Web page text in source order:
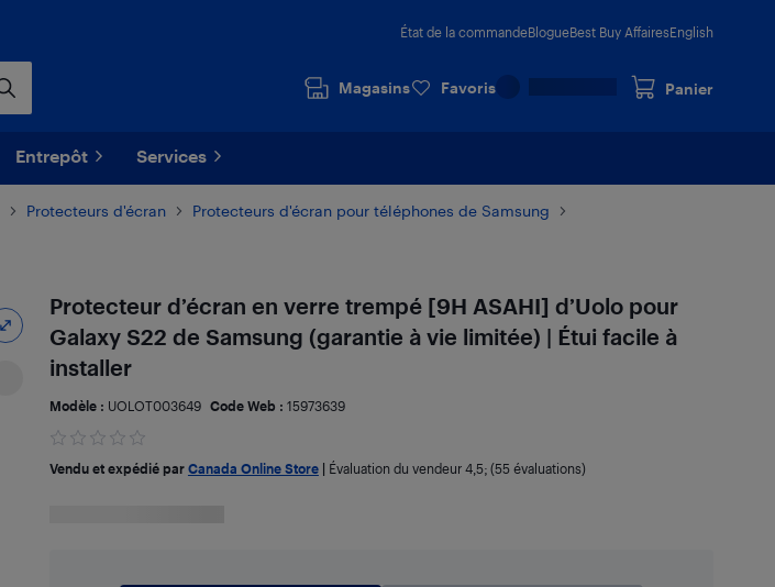
État de la commandeBlogueBest Buy AffairesEnglish
Magasins Favoris Panier
Entrepôt Services
Protecteurs d'écran
Protecteurs d'écran pour téléphones de Samsung
Protecteur d’écran en verre trempé [9H ASAHI] d’Uolo pour
Galaxy S22 de Samsung (garantie à vie limitée) | Étui facile à
installer
Modèle : UOLOT003649 Code Web : 15973639
Vendu et expédié par Canada Online Store| Évaluation du vendeur 4,5; (55 évaluations)